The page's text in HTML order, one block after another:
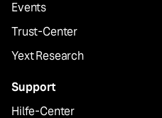
Events
Trust-Center
Yext Research
Support
Hilfe-Center